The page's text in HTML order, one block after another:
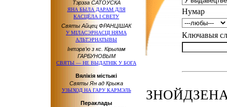
Тэрэза САТОЎСКА
ЯНА БЫЛА ДАРАМ ДЛЯ
КАСЦЁЛА І СВЕТУ
Святы Айцец ФРАНЦІШАК
У МІЛАСЭРНАСЦІ НЯМА
АЛЬТЭРНАТЫВЫ
Інтэрв’ю з кс. Кірылам
ГАРБУНОВЫМ
СВЯТЫ — НЕ ВЫДАТНІК У БОГА
Вялікія містыкі
Святы Ян ад Крыжа
УЗЫХОД НА ГАРУ КАРМЭЛЬ
Пераклады
Нумар
Ключавыя